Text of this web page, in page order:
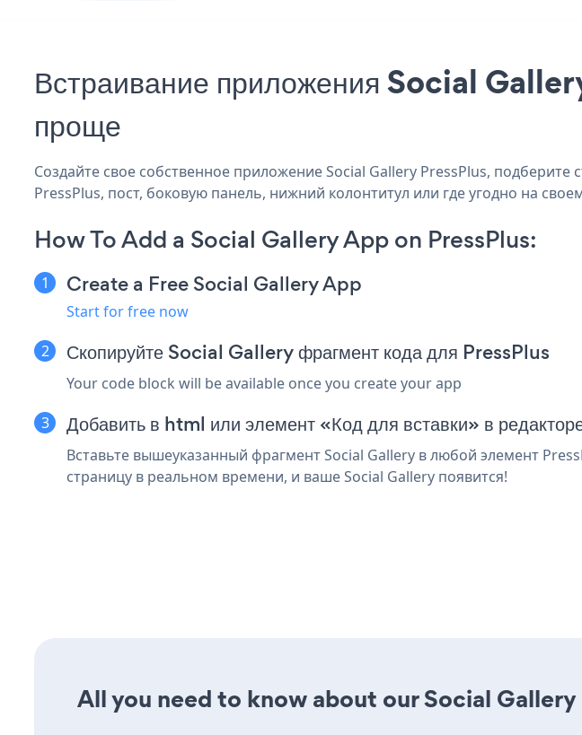
Встраивание приложения Social
проще
Создайте свое собственное приложение Social Gallery PressPlus, подберите
PressPlus, пост, боковую панель, нижний колонтитул или где угодно на
How To Add a Social Gallery App on PressPlus:
Create a Free Social Gallery App
Start for free now
Скопируйте Social Gallery фрагмент кода для PressPlus
Your code block will be available once you create your app
Добавить в html или элемент «Код для вставки» в
Вставьте вышеуказанный фрагмент Social Gallery в любой элемент
страницу в реальном времени, и ваше Social Gallery появится!
All you need to know about our Social